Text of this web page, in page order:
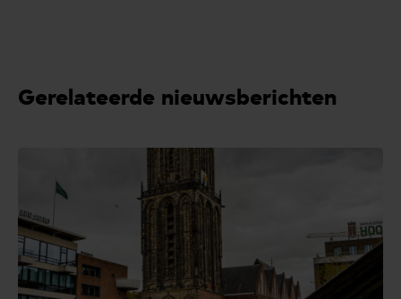
Gerelateerde nieuwsberichten